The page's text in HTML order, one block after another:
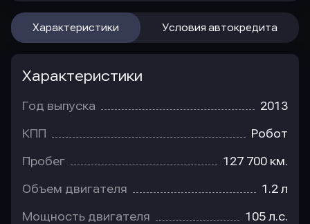
Характеристики Условия автокредита
Характеристики
Год выпуска 2013
КПП Робот
Пробег 127 700 км.
Объем двигателя 1.2 л
Мощность двигателя 105 л.с.